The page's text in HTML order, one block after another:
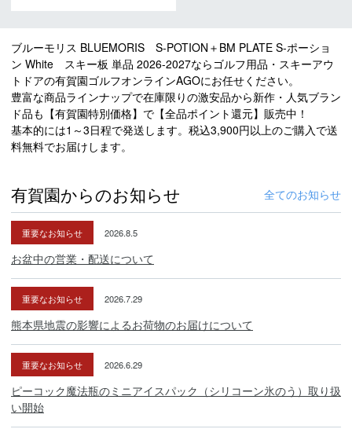
ブルーモリス BLUEMORIS S-POTION＋BM PLATE S-ポーショ
ン White スキー板 単品 2026-2027ならゴルフ用品・スキーアウ
トドアの有賀園ゴルフオンラインAGOにお任せください。
豊富な商品ラインナップで在庫限りの激安品から新作・人気ブラン
ド品も【有賀園特別価格】で【全品ポイント還元】販売中！
基本的には1～3日程で発送します。税込3,900円以上のご購入で送
料無料でお届けします。
有賀園からのお知らせ 全てのお知らせ
重要なお知らせ 2026.8.5
お盆中の営業・配送について
重要なお知らせ 2026.7.29
熊本県地震の影響によるお荷物のお届けについて
重要なお知らせ 2026.6.29
ピーコック魔法瓶のミニアイスパック（シリコーン氷のう）取り扱
い開始